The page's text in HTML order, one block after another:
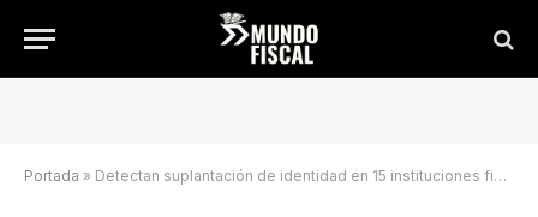
Portada » Detectan suplantación de identidad en 15 instituciones financieras en junio: CONDUSEF